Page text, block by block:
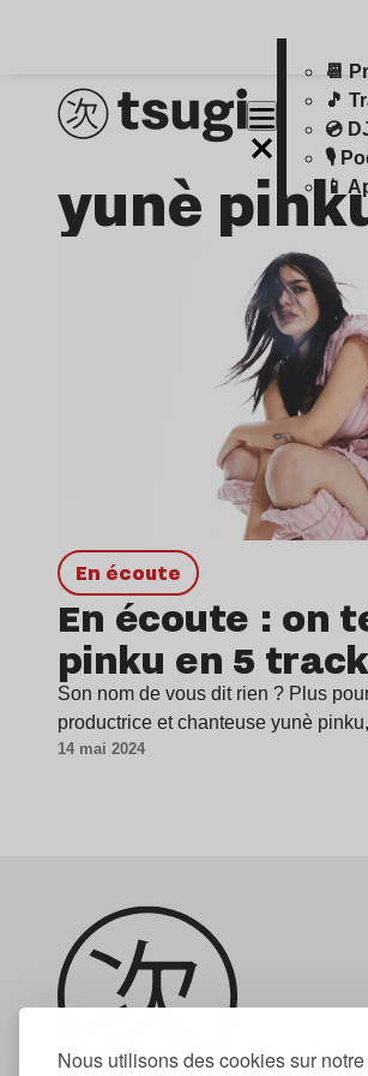
Nous utilisons des cookies sur
📆
🎵
💿
🎙️
📱
yunè
en écoute
En écoute : on
pinku en 5
Son nom de vous dit rien ? Plus
productrice et chanteuse yunè
14 mai 2024